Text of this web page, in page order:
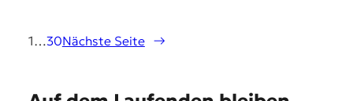
1 …30Nächste Seite →